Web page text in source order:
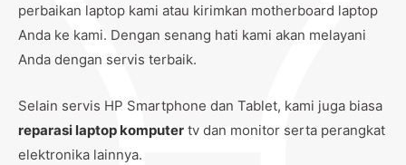
perbaikan laptop kami atau kirimkan motherboard laptop
Anda ke kami. Dengan senang hati kami akan melayani
Anda dengan servis terbaik.
Selain servis HP Smartphone dan Tablet, kami juga biasa
reparasi laptop komputer tv dan monitor serta perangkat
elektronika lainnya.